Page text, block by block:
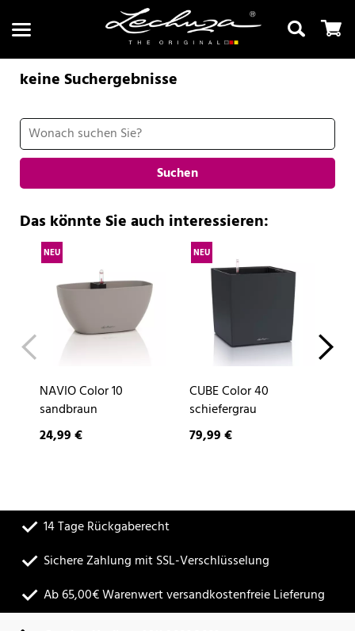
Suchen
keine Suchergebnisse
Suchen
Das könnte Sie auch interessieren:
NEU
NAVIO Color 10
sandbraun
24,99 €
NEU
CUBE Color 40
schiefergrau
79,99 €
14 Tage Rückgaberecht
Sichere Zahlung mit SSL-Verschlüsselung
Ab 65,00€ Warenwert versandkostenfreie Lieferung